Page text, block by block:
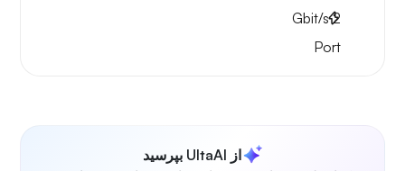
2
Gbit/s
Port
از UltaAI بپرسید